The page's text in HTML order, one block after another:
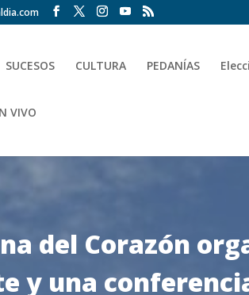
SUCESOS CULTURA PEDANÍAS
VIVO
del Corazón
y una